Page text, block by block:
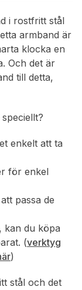
i rostfritt stål
armband är
klocka en
Och det är
till detta,
enkelt att ta
för enkel
passa de
kan du köpa
(verktyg
)
stål och det